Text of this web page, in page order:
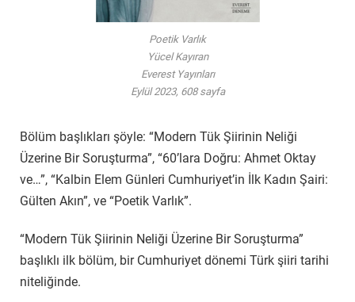
Poetik Varlık
Yücel Kayıran
Everest Yayınları
Eylül 2023, 608 sayfa
Bölüm başlıkları şöyle: “Modern Tük Şiirinin Neliği
Üzerine Bir Soruşturma”, “60’lara Doğru: Ahmet Oktay
ve…”, “Kalbin Elem Günleri Cumhuriyet’in İlk Kadın Şairi:
Gülten Akın”, ve “Poetik Varlık”.
“Modern Tük Şiirinin Neliği Üzerine Bir Soruşturma”
başlıklı ilk bölüm, bir Cumhuriyet dönemi Türk şiiri tarihi
niteliğinde.